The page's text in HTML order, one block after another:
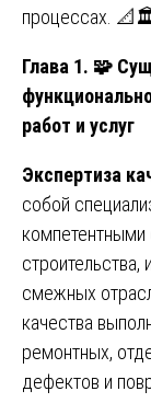
процессах.
Глава 1. 🧩
работ и услуг
Экспертиза
собой
компетентными
смежных
качества
ремонтных,
дефектов и